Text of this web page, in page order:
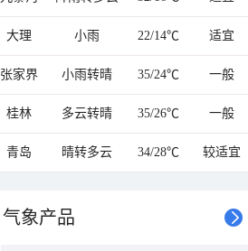
大理 小雨 22/14℃ 适宜
张家界 小雨转晴 35/24℃ 一般
桂林 多云转晴 35/26℃ 一般
青岛 晴转多云 34/28℃ 较适宜
气象产品